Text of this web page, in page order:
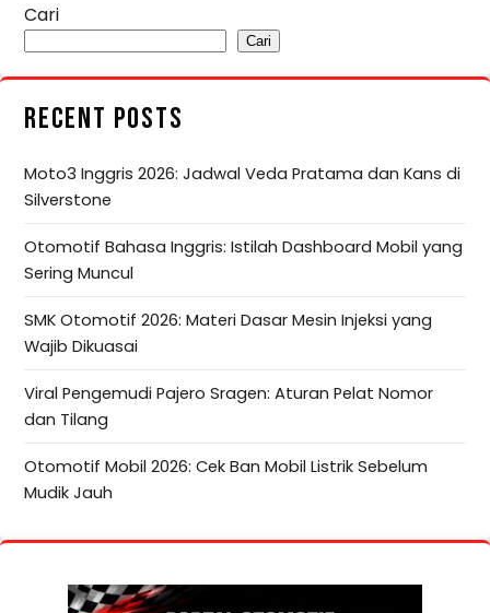
Cari
Cari
RECENT POSTS
Moto3 Inggris 2026: Jadwal Veda Pratama dan Kans di
Silverstone
Otomotif Bahasa Inggris: Istilah Dashboard Mobil yang
Sering Muncul
SMK Otomotif 2026: Materi Dasar Mesin Injeksi yang
Wajib Dikuasai
Viral Pengemudi Pajero Sragen: Aturan Pelat Nomor
dan Tilang
Otomotif Mobil 2026: Cek Ban Mobil Listrik Sebelum
Mudik Jauh